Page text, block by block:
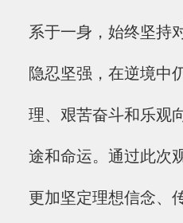
系于一身，始终坚持
隐忍坚强，在逆境中
理、艰苦奋斗和乐观
途和命运。通过此次
更加坚定理想信念、